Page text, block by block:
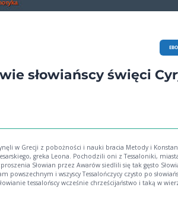
słowiańscy święci
w Grecji z pobożności i nauki bracia Metody i
greka Leona. Pochodzili oni z Tessaloniki,
Słowian przez Awarów siedlili się tak gęsto
powszechnym i wszyscy Tessalończycy czysto po
tessalońscy wcześnie chrześcijaństwo i taką w